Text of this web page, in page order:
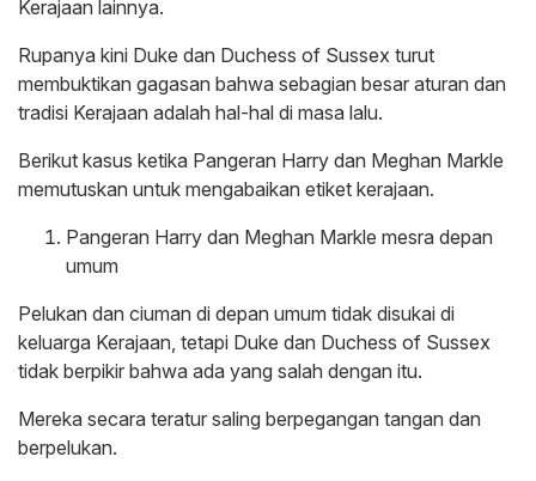
Kerajaan lainnya.
Rupanya kini Duke dan Duchess of Sussex turut
membuktikan gagasan bahwa sebagian besar aturan dan
tradisi Kerajaan adalah hal-hal di masa lalu.
Berikut kasus ketika Pangeran Harry dan Meghan Markle
memutuskan untuk mengabaikan etiket kerajaan.
Pangeran Harry dan Meghan Markle mesra depan
umum
Pelukan dan ciuman di depan umum tidak disukai di
keluarga Kerajaan, tetapi Duke dan Duchess of Sussex
tidak berpikir bahwa ada yang salah dengan itu.
Mereka secara teratur saling berpegangan tangan dan
berpelukan.